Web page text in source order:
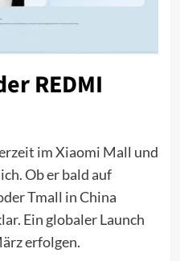
REDMI
im Xiaomi Mall und
Ob er bald auf
Tmall in China
Ein globaler Launch
erfolgen.